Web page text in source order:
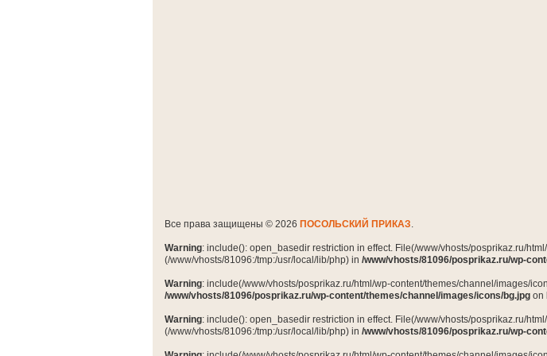
Все права защищены © 2026 ПОСОЛЬСКИЙ ПРИКАЗ.
Warning: include(): open_basedir restriction in effect. File(/www/vhosts/posprikaz.ru/
(/www/vhosts/81096:/tmp:/usr/local/lib/php) in /www/vhosts/81096/posprikaz.ru/wp-
Warning: include(/www/vhosts/posprikaz.ru/html/wp-content/themes/channel/images/
/www/vhosts/81096/posprikaz.ru/wp-content/themes/channel/images/icons/bg.jpg on
Warning: include(): open_basedir restriction in effect. File(/www/vhosts/posprikaz.ru/
(/www/vhosts/81096:/tmp:/usr/local/lib/php) in /www/vhosts/81096/posprikaz.ru/wp-